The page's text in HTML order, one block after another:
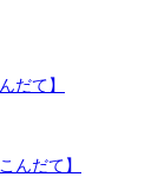
て】
だて】